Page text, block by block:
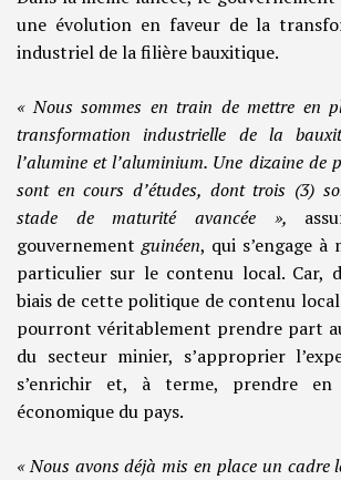
une évolution en faveur de la
industriel de la filière bauxitique.
« Nous sommes en train de mettre en
transformation industrielle de la
l’alumine et l’aluminium. Une dizaine de
sont en cours d’études, dont trois (3)
stade de maturité avancée »,
gouvernement guinéen, qui s’engage
particulier sur le contenu local. Car,
biais de cette politique de contenu local
pourront véritablement prendre part
du secteur minier, s’approprier
s’enrichir et, à terme, prendre
économique du pays.
« Nous avons déjà mis en place un cadre